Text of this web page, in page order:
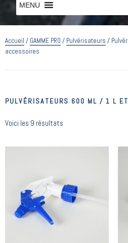
MENU
Accueil / GAMME PRO / Pulvérisateurs /
accessoires
PULVÉRISATEURS 600 ML / 1 L
Voici les 9 résultats